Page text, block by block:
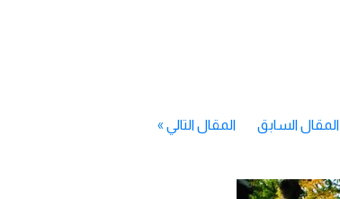
المقال السابق المقال التالي »